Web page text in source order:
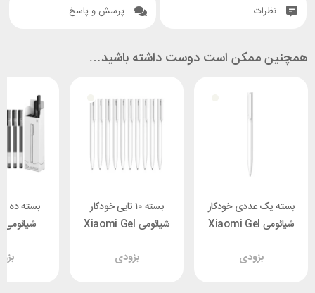
نظرات پرسش و پاسخ
همچنین ممکن است دوست داشته باشید…
بسته یک عددی خودکار
شیائومی Xiaomi Gel
MJZXB01WC
بزودی
بسته ۱۰ تایی خودکار
شیائومی Xiaomi Gel
MJZXB01WC
بزودی
بسته ده